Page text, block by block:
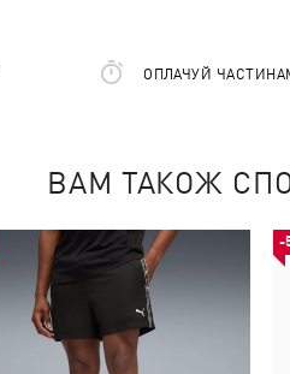
ОПЛАЧУЙ
ВАМ ТАКОЖ
-